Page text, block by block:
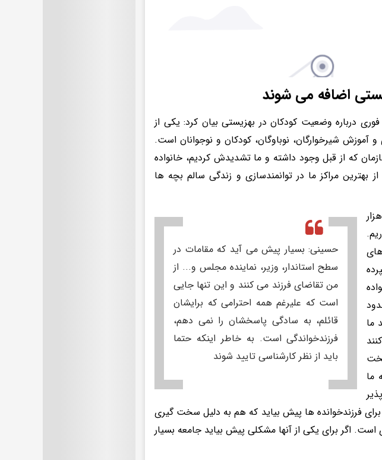
درباره وضعیت کودکان در بهزیستی بیان کرد: یکی از
آموزش شیرخوارگان، نوباوگان، کودکان و نوجوانان است.
که از قبل وجود داشته و ما تشدیدش کردیم، خانواده
بهترین مراکز ما در توانمندسازی و زندگی سالم بچه ها
حسینی: بسیار پیش می آید که مقامات در
سطح استاندار، وزیر، نماینده مجلس و... از
من تقاضای فرزند می کنند و این تنها جایی
است که علیرغم همه احترامی که برایشان
قائلم، به سادگی پاسخشان را نمی دهم،
فرزندخواندگی است. به خاطر اینکه حتما
باید از نظر کارشناسی تایید شوند
سید جواد حسینی گفت: سالانه نزدیک به 6 هزار
ما
ما
فرزندخوانده ها پیش بیاید که هم به دلیل سخت گیری
اگر برای یکی از آنها مشکلی پیش بیاید جامعه بسیار